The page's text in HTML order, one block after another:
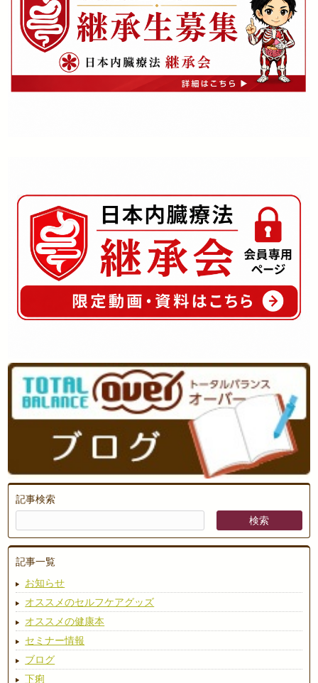
記事検索
記事一覧
お知らせ
オススメのセルフケアグッズ
オススメの健康本
セミナー情報
ブログ
下痢